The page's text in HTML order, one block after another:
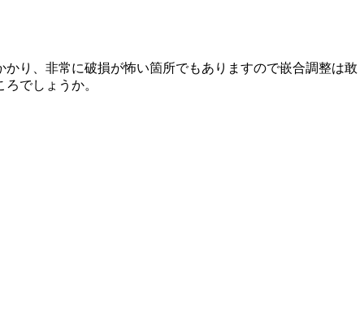
り、非常に破損が怖い箇所でもありますので嵌合調整は敢
でしょうか。